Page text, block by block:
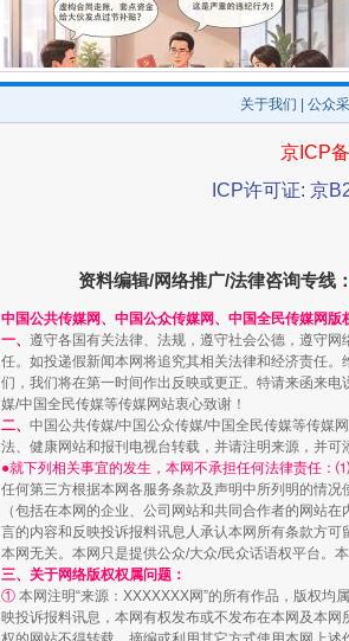
受贿1.44亿！段成刚被判无期
关于我们 公众
京ICP
ICP许可证: 京
资料编辑/网络推广/法律咨询专线：
中国公共传媒网、中国公众传媒网、中国全民传媒网版
一、 遵守各国有关法律、法规，遵守社会公德，遵守
任。如投递假新闻本网将追究其相关法律和经济责任
们，我们将在第一时间作出反映或更正。特请来函来
媒/中国全民传媒等传媒网站衷心致谢！
二、 中国公共传媒/中国公众传媒/中国全民传媒等传媒
法、健康网站和报刊电视台转载，并请注明来源，并可
●就下列相关事宜的发生，本网不承担任何法律责任：⑴
任何第三方根据本网各服务条款及声明中所列明的情况
（包括在本网的企业、公司网站和共同合作者的网站在
言的内容和反映投诉报料讯息人承认本网所有条款方
本网无关。本网只是提供公众/大众/民众话语权平台。
三、关于网络版权权属问题：
① 本网注明“来源：XXXXXXX网”的所有作品，版权
映投诉报料讯息，本网有权发布或不发布在本网及本